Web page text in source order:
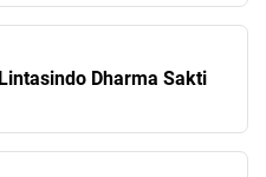
| PT. Lintasindo Dharma Sakti